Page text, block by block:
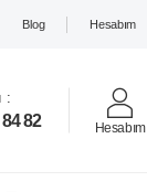
Blog Hesabım
:
82 Hesabım